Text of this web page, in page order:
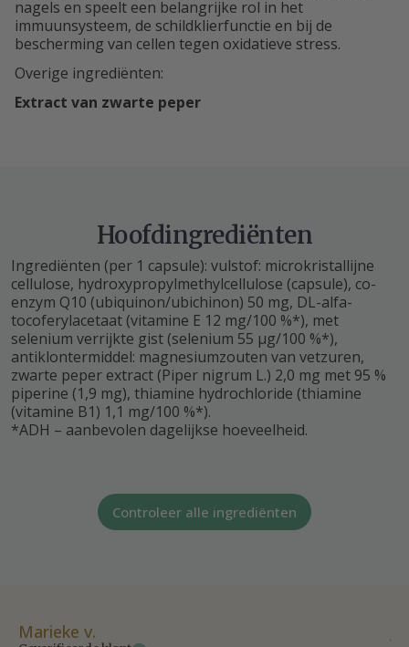
nagels en speelt een belangrijke rol in het
immuunsysteem, de schildklierfunctie en bij de
bescherming van cellen tegen oxidatieve stress.
Overige ingrediënten:
Extract van zwarte peper
Hoofdingrediënten
Ingrediënten (per 1 capsule): vulstof: microkristallijne
cellulose, hydroxypropylmethylcellulose (capsule), co-
enzym Q10 (ubiquinon/ubichinon) 50 mg, DL-alfa-
tocoferylacetaat (vitamine E 12 mg/100 %*), met
selenium verrijkte gist (selenium 55 µg/100 %*),
antiklontermiddel: magnesiumzouten van vetzuren,
zwarte peper extract (Piper nigrum L.) 2,0 mg met 95 %
piperine (1,9 mg), thiamine hydrochloride (thiamine
(vitamine B1) 1,1 mg/100 %*).
*ADH – aanbevolen dagelijkse hoeveelheid.
Controleer alle ingrediënten
Marieke v.